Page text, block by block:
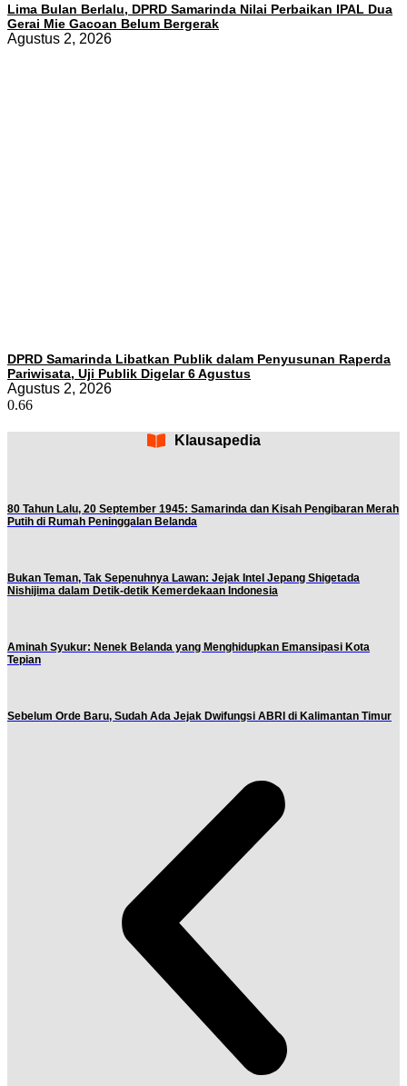
Lima Bulan Berlalu, DPRD Samarinda Nilai Perbaikan IPAL Dua
Gerai Mie Gacoan Belum Bergerak
Agustus 2, 2026
DPRD Samarinda Libatkan Publik dalam Penyusunan Raperda
Pariwisata, Uji Publik Digelar 6 Agustus
Agustus 2, 2026
Klausapedia
80 Tahun Lalu, 20 September 1945: Samarinda dan Kisah Pengibaran Merah
Putih di Rumah Peninggalan Belanda
Bukan Teman, Tak Sepenuhnya Lawan: Jejak Intel Jepang Shigetada
Nishijima dalam Detik-detik Kemerdekaan Indonesia
Aminah Syukur: Nenek Belanda yang Menghidupkan Emansipasi Kota
Tepian
Sebelum Orde Baru, Sudah Ada Jejak Dwifungsi ABRI di Kalimantan Timur